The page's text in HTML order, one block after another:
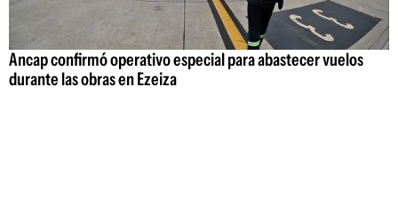
Ancap confirmó operativo especial para abastecer vuelos
durante las obras en Ezeiza